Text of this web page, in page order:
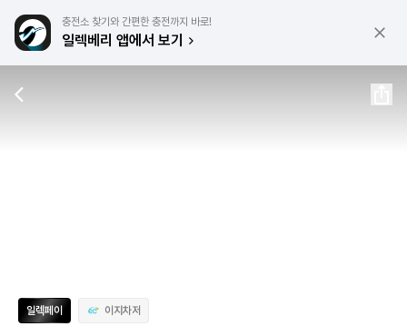
충전소 찾기와 간편한 충전까지 바로!
일렉베리 앱에서 보기
일렉페이 이지차저